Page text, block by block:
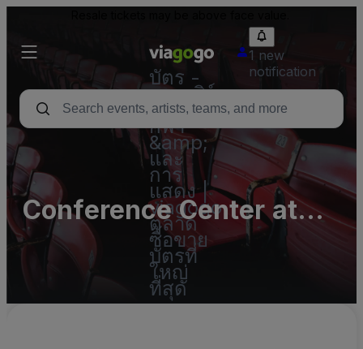
บัตร -
คอนเสิร์ต
บัตร
กีฬา
&amp;
และ
การ
แสดง |
viagogo
ตลาด
ซื้อขาย
บัตรที่
ใหญ่
ที่สุด
1 new
notification
Conference Center at
We-Ko-Pa Casino -
Complex Parking Lots
(InActive)